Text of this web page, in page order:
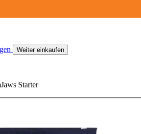
Weiter einkaufen
Starter